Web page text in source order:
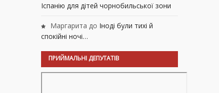
Іспанію для дітей чорнобильської зони
Маргарита до Іноді були тихі й
спокійні ночі…
ПРИЙМАЛЬНІ ДЕПУТАТІВ